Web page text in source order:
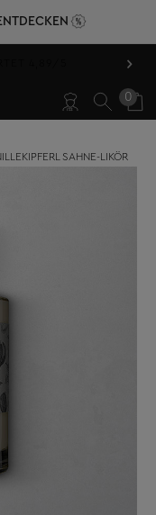
49,95 € ›
0
SAHNE-LIKÖR